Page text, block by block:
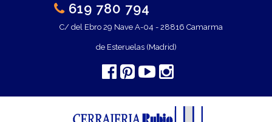
619 780 794
C/ del Ebro 29 Nave A-04 - 28816 Camarma
de Esteruelas (Madrid)